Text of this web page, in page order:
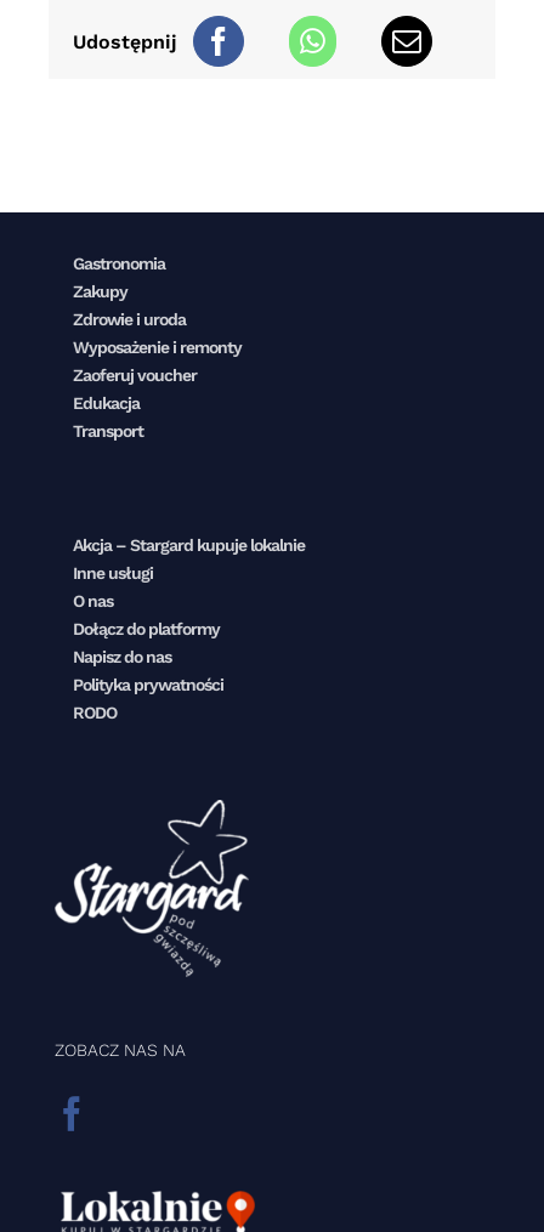
Udostępnij
Gastronomia
Zakupy
Zdrowie i uroda
Wyposażenie i remonty
Zaoferuj voucher
Edukacja
Transport
Akcja – Stargard kupuje lokalnie
Inne usługi
O nas
Dołącz do platformy
Napisz do nas
Polityka prywatności
RODO
ZOBACZ NAS NA